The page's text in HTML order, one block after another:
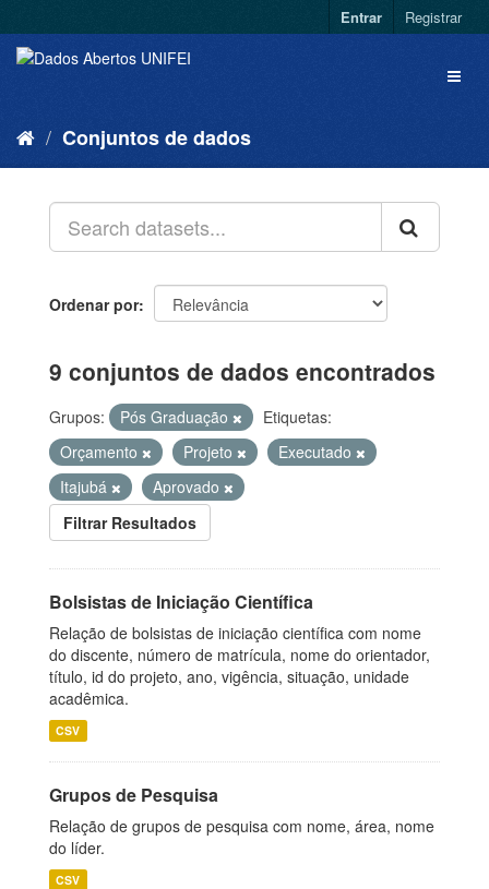
Entrar Registrar
Conjuntos de dados
Ordenar por
9 conjuntos de dados encontrados
Grupos: Pós Graduação
Etiquetas:
Orçamento
Projeto
Executado
Itajubá
Aprovado
Filtrar Resultados
Bolsistas de Iniciação Científica
Relação de bolsistas de iniciação científica com nome
do discente, número de matrícula, nome do orientador,
título, id do projeto, ano, vigência, situação, unidade
acadêmica.
CSV
Grupos de Pesquisa
Relação de grupos de pesquisa com nome, área, nome
do líder.
CSV